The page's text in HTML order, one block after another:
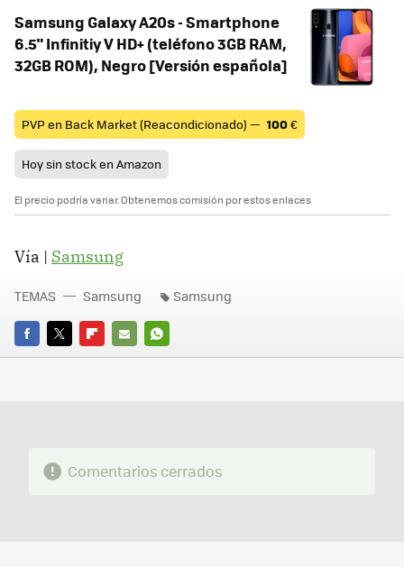
Samsung Galaxy A20s - Smartphone
6.5" Infinitiy V HD+ (teléfono 3GB RAM,
32GB ROM), Negro [Versión española]
PVP en Back Market (Reacondicionado) — 100€
Hoy sin stock en Amazon
El precio podría variar. Obtenemos comisión por estos enlaces
Vía | Samsung
FACEBOOK
TWITTERFLIPBOARD
E-
WHATSAPP
TEMAS Samsung Samsung
Comentarios cerrados